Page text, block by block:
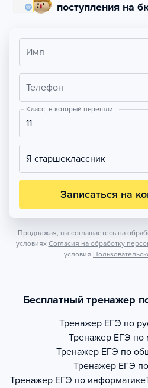
поступления на
Имя
Телефон
Класс, в который перешли
11
Я старшеклассник
Записаться на
Продолжая, вы соглашаетесь на
условиях Согласия на обработку
условия
Бесплатный тренажер
Тренажер ЕГЭ по
Тренажер ЕГЭ по
Тренажер ЕГЭ по
Тренажер ЕГЭ
Тренажер ЕГЭ по информатике